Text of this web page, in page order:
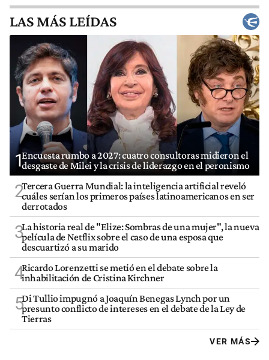
LAS MÁS LEÍDAS
1Encuesta rumbo a 2027: cuatro consultoras midieron el
desgaste de Milei y la crisis de liderazgo en el peronismo
2Tercera Guerra Mundial: la inteligencia artificial reveló
cuáles serían los primeros países latinoamericanos en ser
derrotados
3La historia real de "Elize: Sombras de una mujer", la nueva
película de Netflix sobre el caso de una esposa que
descuartizó a su marido
4Ricardo Lorenzetti se metió en el debate sobre la
inhabilitación de Cristina Kirchner
5Di Tullio impugnó a Joaquín Benegas Lynch por un
presunto conflicto de intereses en el debate de la Ley de
Tierras
VER MÁS